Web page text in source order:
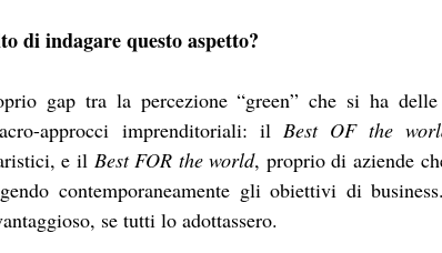
di indagare questo aspetto?
gap tra la percezione “green” che si ha
approcci imprenditoriali: il Best OF the
e il Best FOR the world, proprio di aziende
contemporaneamente gli obiettivi di
se tutti lo adottassero.